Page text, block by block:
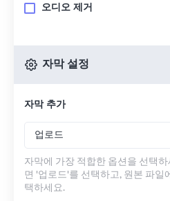
오디오 제거
자막 설정
자막 추가
업로드
자막에 가장 적합한 옵션을 선택
면 '업로드'를 선택하고, 원본 파일
택하세요.